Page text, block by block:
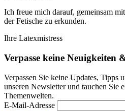
Ich freue mich darauf, gemeinsam
der Fetische zu erkunden.
Ihre Latexmistress
Verpasse keine Neuigkeiten
Verpassen Sie keine Updates, Tipps
unseren Newsletter und tauchen Sie
Themenwelten.
E-Mail-Adresse